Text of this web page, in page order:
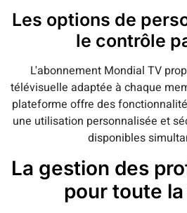
Les options de
le contrôle
L'abonnement Mondial TV
télévisuelle adaptée à chaque
plateforme offre des
une utilisation personnalisée et
disponibles
La gestion des
pour toute